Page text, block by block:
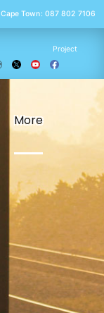
More
Cape Town: 087 802 7106
Project